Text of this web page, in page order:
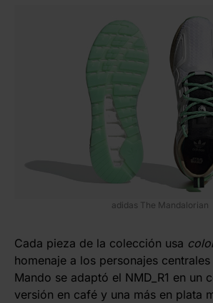
adidas The Mandalorian
Cada pieza de la colección usa
homenaje a los personajes
Mando se adaptó el NMD_R1 en un
versión en café y una más en plata